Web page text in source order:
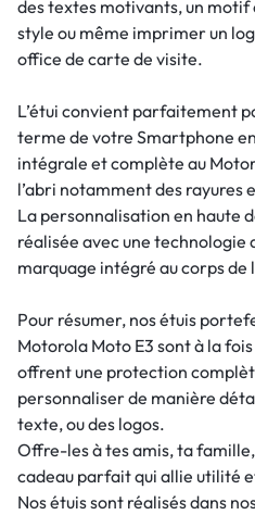
des textes motivants, un motif
style ou même imprimer un
office de carte de visite.
L’étui convient parfaitement
terme de votre Smartphone
intégrale et complète au
l’abri notamment des rayures
La personnalisation en haute
réalisée avec une technologie
marquage intégré au corps de
Pour résumer, nos étuis
Motorola Moto E3 sont à la
offrent une protection
personnaliser de manière
texte, ou des logos.
Offre-les à tes amis, ta
cadeau parfait qui allie utilité
Nos étuis sont réalisés dans